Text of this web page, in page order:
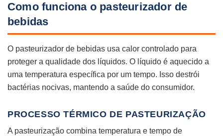
Como funciona o pasteurizador de
bebidas
O pasteurizador de bebidas usa calor controlado para
proteger a qualidade dos líquidos. O líquido é aquecido a
uma temperatura específica por um tempo. Isso destrói
bactérias nocivas, mantendo a saúde do consumidor.
PROCESSO TÉRMICO DE PASTEURIZAÇÃO
A pasteurização combina temperatura e tempo de